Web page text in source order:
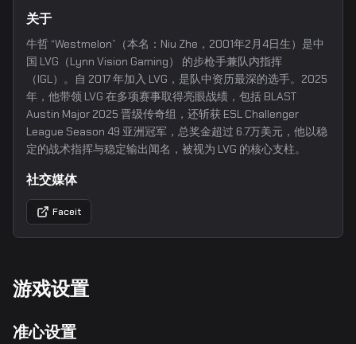
关于
牛哲 “Westmelon”（本名：Niu Zhe，2001年2月4日生）是中
国 LVG（Lynn Vision Gaming） 的步枪手兼队内指挥
（IGL）。自 2017 年加入 LVG，是队中资历最深的选手。2025
年，他带领 LVG 在多项赛事取得亮眼战绩，包括 BLAST
Austin Major 2025 晋级传奇组，还斩获 ESL Challenger
League Season 49 亚洲冠军，总奖金超过 6.7万美元，他以稳
定的战术指挥与稳定输出闻名，被视为 LVG 的核心支柱。
社交媒体
Faceit
游戏设置
准心设置